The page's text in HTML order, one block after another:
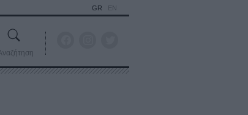
GR EN